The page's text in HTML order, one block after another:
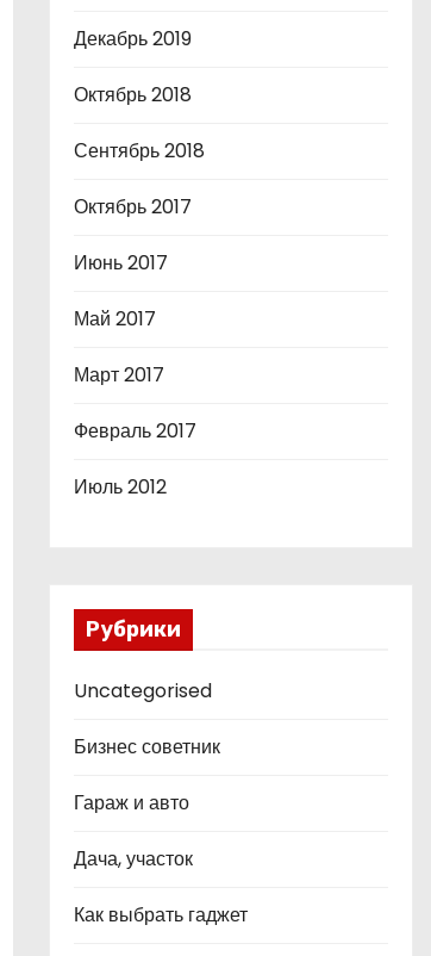
Декабрь 2019
Октябрь 2018
Сентябрь 2018
Октябрь 2017
Июнь 2017
Май 2017
Март 2017
Февраль 2017
Июль 2012
Рубрики
Uncategorised
Бизнес советник
Гараж и авто
Дача, участок
Как выбрать гаджет